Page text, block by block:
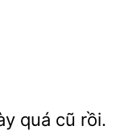
cũ rồi.